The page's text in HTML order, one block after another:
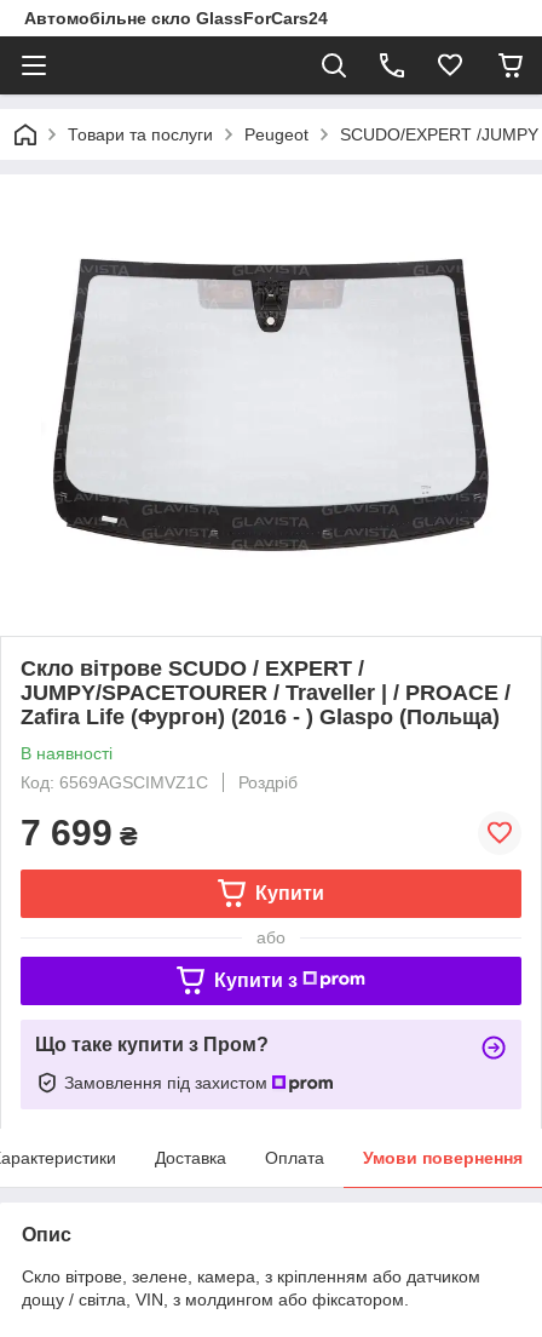
Автомобільне скло GlassForCars24
Товари та послуги Peugeot SCUDO/EXPERT /JUMPY
Скло вітрове SCUDO / EXPERT /
JUMPY/SPACETOURER / Traveller | / PROACE /
Zafira Life (Фургон) (2016 - ) Glaspo (Польща)
В наявності
Код: 6569AGSCIMVZ1C
Роздріб
7 699 ₴
Купити
або
Купити з
Що таке купити з Пром?
Замовлення під захистом
Доставка Оплата Умови повернення
Опис
Скло вітрове, зелене, камера, з кріпленням або датчиком
дощу / світла, VIN, з молдингом або фіксатором.